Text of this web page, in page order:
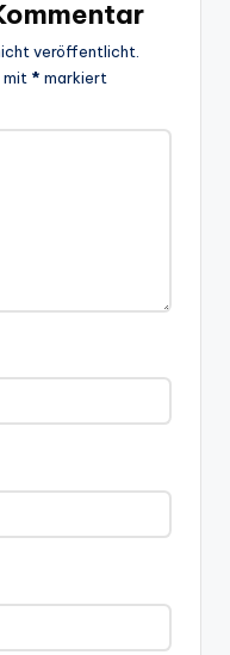
veröffentlicht.
mit * markiert